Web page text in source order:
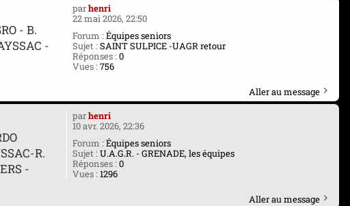
parhenri
22 mai 2026, 22:50
Forum :Équipes seniors
Sujet :SAINT SULPICE -UAGR retour
Réponses :0
Vues :756
- B.
-
Aller au message
parhenri
10 avr. 2026, 22:36
Forum :Équipes seniors
Sujet :U.A.G.R. - GRENADE, les équipes
Réponses :0
Vues :1296
R.
-
Aller au message